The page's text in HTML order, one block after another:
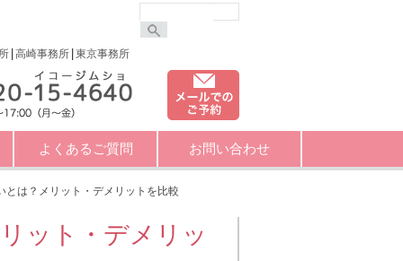
高崎事務所 東京事務所
よくあるご質問 お問い合わせ
とは？メリット・デメリットを比較
ット・デメリッ